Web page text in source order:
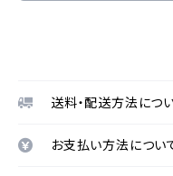
送料・配送方法につ
お支払い方法につい